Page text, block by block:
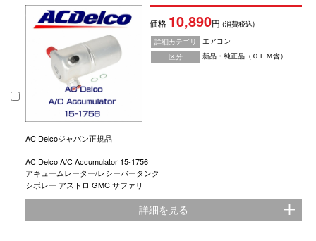
価格 10,890円(消費税込)
詳細カテゴリ
エアコン
区分
新品・純正品（ＯＥＭ含）
AC Delcoジャパン正規品
AC Delco A/C Accumulator 15-1756
アキュームレーター/レシーバータンク
シボレー アストロ GMC サファリ
詳細を見る